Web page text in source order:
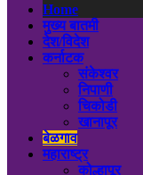
Home
मुख्य बातमी
देश/विदेश
कर्नाटक
संकेश्वर
निपाणी
चिकोडी
खानापूर
बेळगाव
महाराष्ट्र
कोल्हापूर